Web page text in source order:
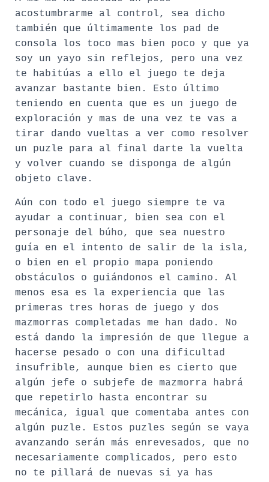
acostumbrarme al control, sea dicho
también que últimamente los pad de
consola los toco mas bien poco y que ya
soy un yayo sin reflejos, pero una vez
te habitúas a ello el juego te deja
avanzar bastante bien. Esto último
teniendo en cuenta que es un juego de
exploración y mas de una vez te vas a
tirar dando vueltas a ver como resolver
un puzle para al final darte la vuelta
y volver cuando se disponga de algún
objeto clave.
Aún con todo el juego siempre te va
ayudar a continuar, bien sea con el
personaje del búho, que sea nuestro
guía en el intento de salir de la isla,
o bien en el propio mapa poniendo
obstáculos o guiándonos el camino. Al
menos esa es la experiencia que las
primeras tres horas de juego y dos
mazmorras completadas me han dado. No
está dando la impresión de que llegue a
hacerse pesado o con una dificultad
insufrible, aunque bien es cierto que
algún jefe o subjefe de mazmorra habrá
que repetirlo hasta encontrar su
mecánica, igual que comentaba antes con
algún puzle. Estos puzles según se vaya
avanzando serán más enrevesados, que no
necesariamente complicados, pero esto
no te pillará de nuevas si ya has